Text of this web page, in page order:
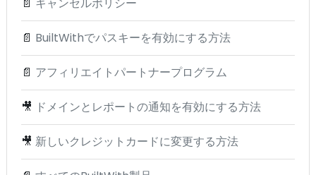
📄 BuiltWithでパスキーを有効にする方法
📄 アフィリエイトパートナープログラム
🎥 ドメインとレポートの通知を有効にする方法
🎥 新しいクレジットカードに変更する方法